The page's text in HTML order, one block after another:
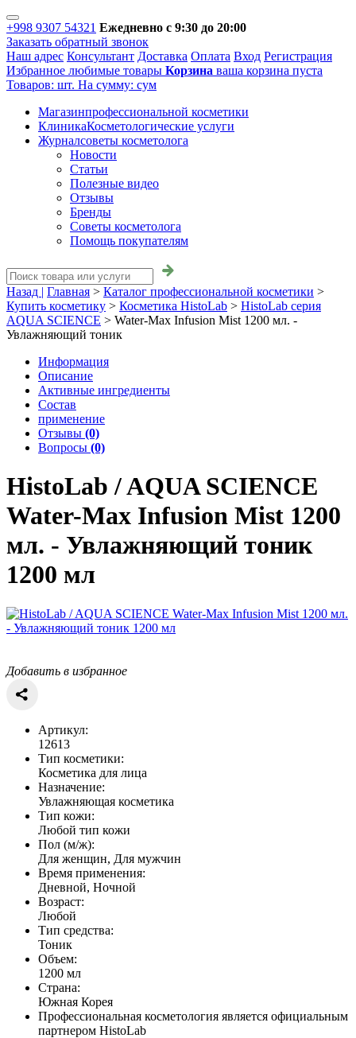
+998 9307 54321 Ежедневно с 9:30 до 20:00
Заказать обратный звонок
Наш адрес Консультант Доставка Оплата Вход Регистрация
Избранное любимые товары Корзина ваша корзина пуста
Товаров: шт. На сумму: сум
Магазинпрофессиональной косметики
КлиникаКосметологические услуги
Журналсоветы косметолога
Новости
Статьи
Полезные видео
Отзывы
Бренды
Советы косметолога
Помощь покупателям
Назад | Главная > Каталог профессиональной косметики >
Купить косметику > Косметика HistoLab > HistoLab серия
AQUA SCIENCE > Water-Max Infusion Mist 1200 мл. -
Увлажняющий тоник
Информация
Описание
Активные ингредиенты
Состав
применение
Отзывы (0)
Вопросы (0)
HistoLab / AQUA SCIENCE
Water-Max Infusion Mist 1200
мл. - Увлажняющий тоник
1200 мл
Добавить в избранное
Артикул:
12613
Тип косметики:
Косметика для лица
Назначение:
Увлажняющая косметика
Тип кожи:
Любой тип кожи
Пол (м/ж):
Для женщин, Для мужчин
Время применения:
Дневной, Ночной
Возраст:
Любой
Тип средства:
Тоник
Объем:
1200 мл
Страна:
Южная Корея
Профессиональная косметология является официальным
партнером HistoLab